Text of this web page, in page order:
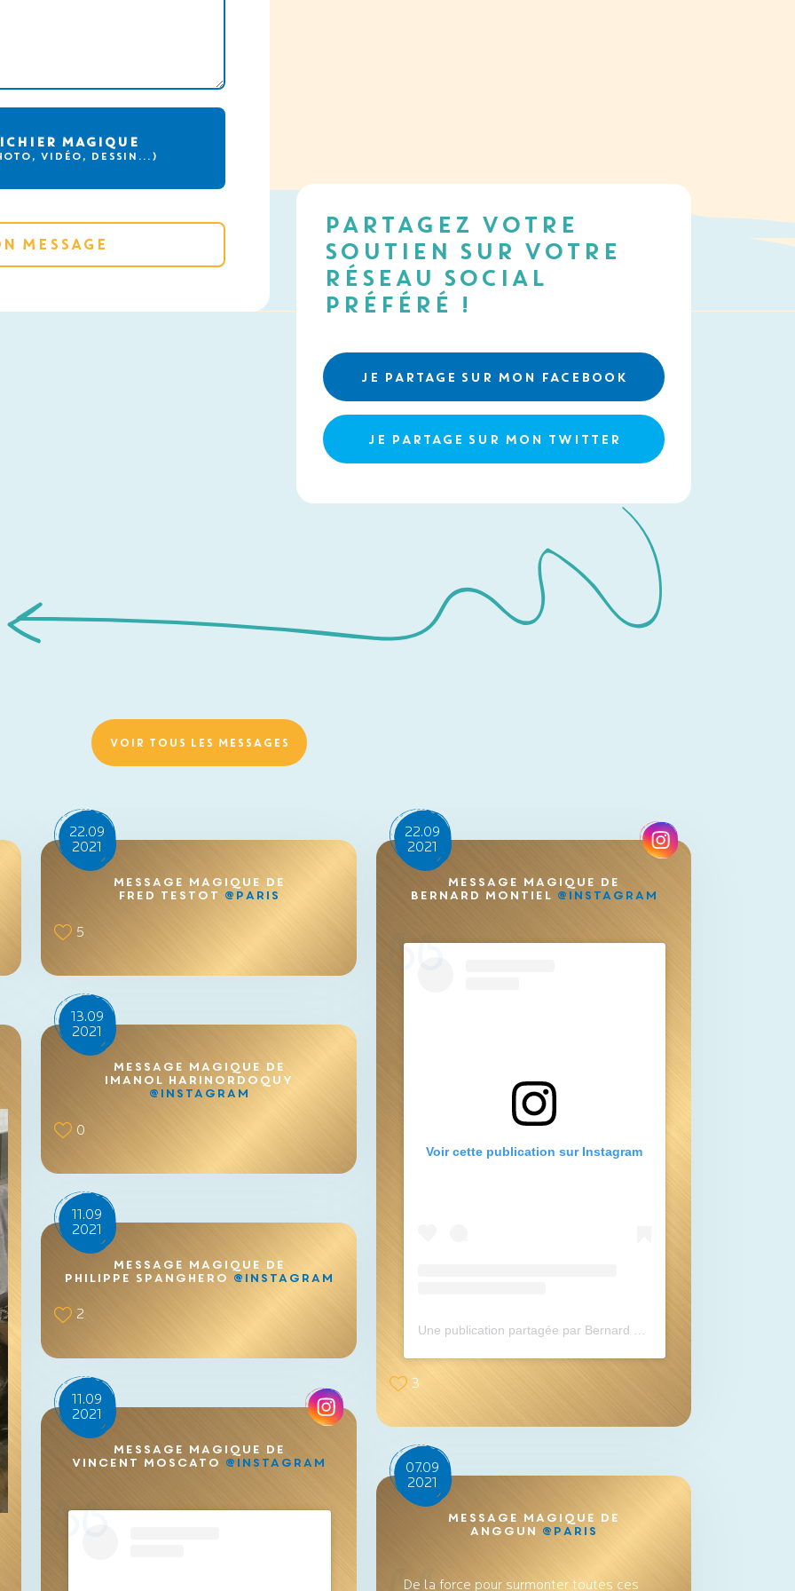
MAGIQUE
VIDÉO, DESSIN…)
PARTAGEZ VOTRE
SOUTIEN SUR VOTRE
RÉSEAU SOCIAL
PRÉFÉRÉ !
JE PARTAGE SUR MON FACEBOOK
JE PARTAGE SUR MON TWITTER
VOIR TOUS LES MESSAGES
22.09
2021
Message magique de
Fred Testot @Paris
5
22.09
2021
Message magique de
Bernard Montiel @Instagram
Voir cette publication sur Instagram
3
13.09
2021
Message magique de
Imanol Harinordoquy
@Instagram
0
11.09
2021
Message magique de
Philippe Spanghero @Instagram
2
11.09
2021
Message magique de
Vincent Moscato @Instagram
07.09
2021
Message magique de
Anggun @Paris
De la force pour surmonter toutes ces